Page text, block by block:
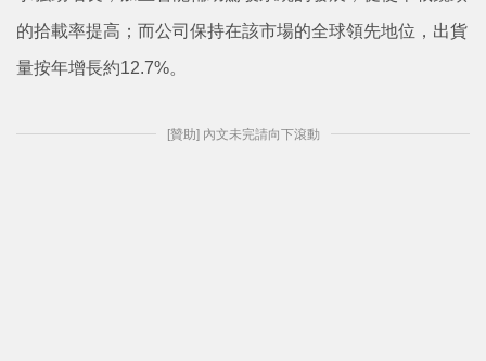
的拾載率提高；而公司保持在該市場的全球領先地位，出貨
量按年增長約12.7%。
[贊助] 內文未完請向下滾動